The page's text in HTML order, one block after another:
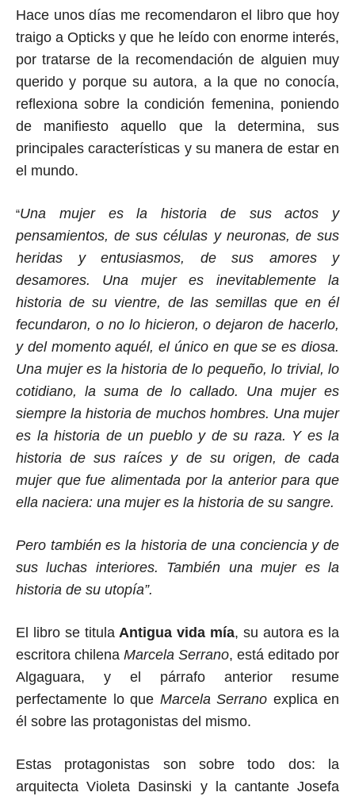
Hace unos días me recomendaron el libro que hoy
traigo a Opticks y que he leído con enorme interés,
por tratarse de la recomendación de alguien muy
querido y porque su autora, a la que no conocía,
reflexiona sobre la condición femenina, poniendo
de manifiestoaquello que la determina, sus
principales características y su manera de estar en
el mundo.
“Una mujer es la historia de sus actos y
pensamientos, de sus células y neuronas, de sus
heridas y entusiasmos, de sus amores y
desamores. Una mujer es inevitablemente la
historia de su vientre, de las semillas que en él
fecundaron, o no lo hicieron, o dejaron de hacerlo,
y del momento aquél, el único en que se es diosa.
Una mujer es la historia de lo pequeño, lo trivial, lo
cotidiano, la suma de lo callado. Una mujer es
siempre la historia de muchos hombres. Una mujer
es la historia de un pueblo y de su raza. Y es la
historia de sus raíces y de su origen, de cada
mujer que fue alimentada por la anterior para que
ella naciera: una mujer es la historia de su sangre.
Pero también es la historia de una conciencia y de
sus luchas interiores. También una mujer es la
historia de su utopía”.
El libro se titula Antigua vida mía, su autora es la
escritora chilena Marcela Serrano, está editado por
Algaguara, y el párrafo anterior resume
perfectamente loque Marcela Serrano explica en
él sobre las protagonistas de l mismo.
Estas protagonistas son sobre todo dos: la
arquitecta Violeta Dasinski y la cantante Josefa